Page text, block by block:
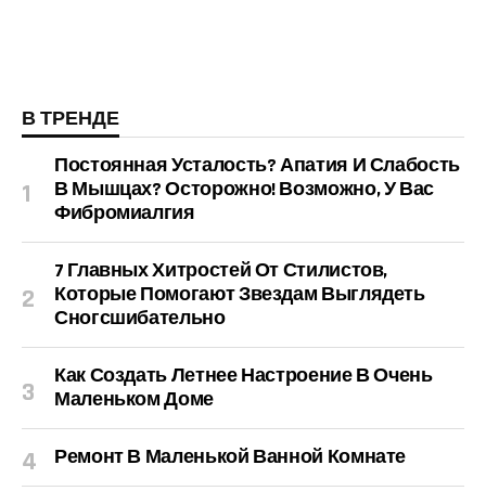
В ТРЕНДЕ
Постоянная Усталость? Апатия И Слабость
В Мышцах? Осторожно! Возможно, У Вас
Фибромиалгия
7 Главных Хитростей От Стилистов,
Которые Помогают Звездам Выглядеть
Сногсшибательно
Как Создать Летнее Настроение В Очень
Маленьком Доме
Ремонт В Маленькой Ванной Комнате